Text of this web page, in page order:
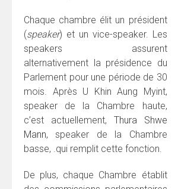
Chaque chambre élit un président
(speaker) et un vice-speaker. Les
speakers assurent
alternativement la présidence du
Parlement pour une période de 30
mois. Après U Khin Aung Myint,
speaker de la Chambre haute,
c’est actuellement, Thura Shwe
Mann,speaker de la Chambre
basse, .qui remplit cette fonction.
De plus, chaque Chambre établit